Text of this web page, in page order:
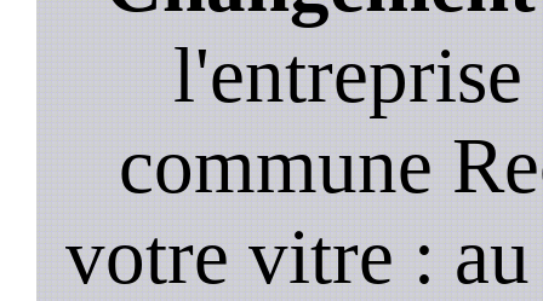
commune
votre vitre :